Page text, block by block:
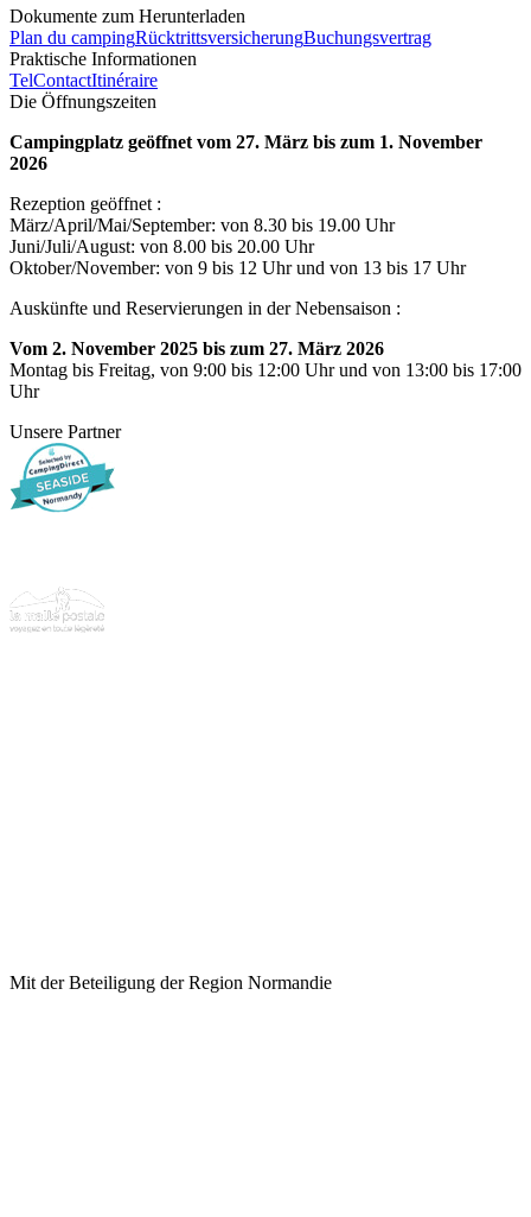
Dokumente zum Herunterladen
Plan du campingRücktrittsversicherungBuchungsvertrag
Praktische Informationen
TelContactItinéraire
Die Öffnungszeiten
Campingplatz geöffnet vom 27. März bis zum 1. November
2026
Rezeption geöffnet :
März/April/Mai/September: von 8.30 bis 19.00 Uhr
Juni/Juli/August: von 8.00 bis 20.00 Uhr
Oktober/November: von 9 bis 12 Uhr und von 13 bis 17 Uhr
Auskünfte und Reservierungen in der Nebensaison :
Vom 2. November 2025 bis zum 27. März 2026
Montag bis Freitag, von 9:00 bis 12:00 Uhr und von 13:00 bis 17:00
Uhr
Unsere Partner
Mit der Beteiligung der Region Normandie